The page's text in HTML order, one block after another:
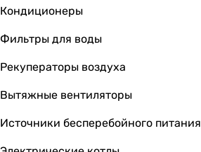
Кондиционеры
Фильтры для воды
Рекуператоры воздуха
Вытяжные вентиляторы
Источники бесперебойного питания